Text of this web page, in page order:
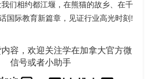
我们相约都江堰，在熊猫的故乡、在千
国际教育新篇章，见证行业高光时刻!
容，欢迎关注学在加拿大官方微
信号或者小助手